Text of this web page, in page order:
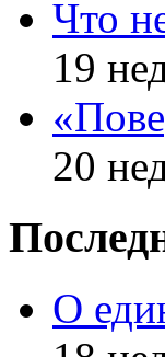
Что
19
20
О